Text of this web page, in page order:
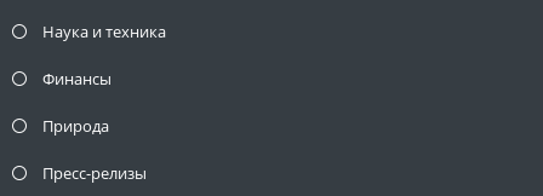
Наука и техника
Финансы
Природа
Пресс-релизы